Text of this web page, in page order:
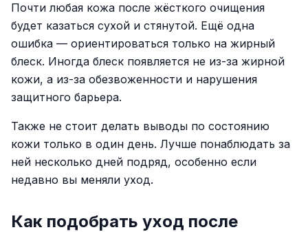
Почти любая кожа после жёсткого очищения
будет казаться сухой и стянутой. Ещё одна
ошибка — ориентироваться только на жирный
блеск. Иногда блеск появляется не из-за жирной
кожи, а из-за обезвоженности и нарушения
защитного барьера.
Также не стоит делать выводы по состоянию
кожи только в один день. Лучше понаблюдать за
ней несколько дней подряд, особенно если
недавно вы меняли уход.
Как подобрать уход после